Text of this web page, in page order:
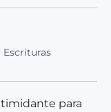
Escrituras
para